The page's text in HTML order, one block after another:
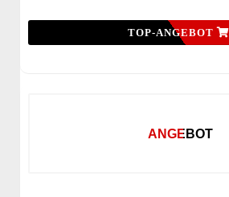
TOP-ANGEBOT
ANGEBOT